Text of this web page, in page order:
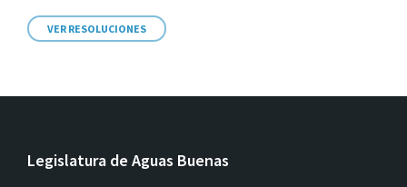
VER RESOLUCIONES
Legislatura de Aguas Buenas